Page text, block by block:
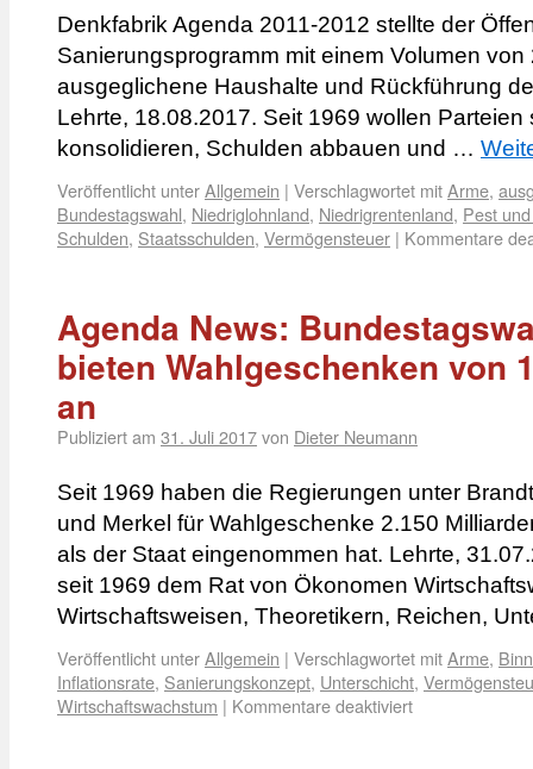
Denkfabrik Agenda 2011-2012 stellte der
Sanierungsprogramm mit einem Volumen
ausgeglichene Haushalte und Rückführung
Lehrte, 18.08.2017. Seit 1969 wollen
konsolidieren, Schulden abbauen und …
Veröffentlicht unterAllgemein | Verschlagwortet mitArme,
Bundestagswahl, Niedriglohnland, Niedrigrentenland, Pest
Schulden, Staatsschulden, Vermögensteuer | Kommentare
Agenda News:
bieten Wahlgeschenken von
an
Publiziert am 31. Juli 2017von Dieter Neumann
Seit 1969 haben die Regierungen unter
und Merkel für Wahlgeschenke 2.150
als der Staat eingenommen hat. Lehrte,
seit 1969 dem Rat von Ökonomen
Wirtschaftsweisen, Theoretikern, Reichen,
Veröffentlicht unterAllgemein | Verschlagwortet mitArme,
Inflationsrate, Sanierungskonzept, Unterschicht,
Wirtschaftswachstum | Kommentare deaktiviert